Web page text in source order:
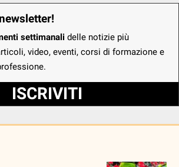
settimanali delle notizie più
video, eventi, corsi di formazione e
ISCRIVITI